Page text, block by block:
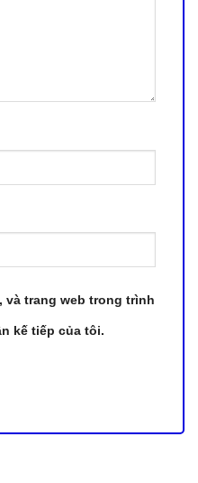
và trang web trong trình
kế tiếp của tôi.